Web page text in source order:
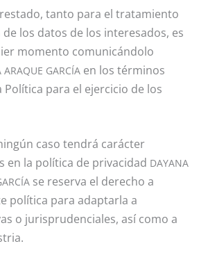
tanto para el tratamiento
los datos de los interesados, es
momento comunicándolo
GARCÍA en los términos
Política para el ejercicio de los
caso tendrá carácter
en la política de privacidad DAYANA
se reserva el derecho a
política para adaptarla a
o jurisprudenciales, así como a